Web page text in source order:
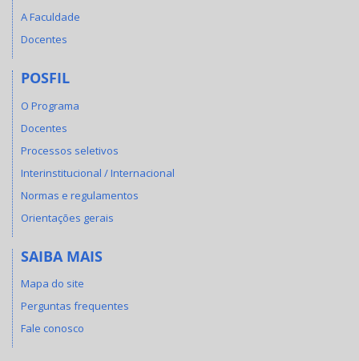
A Faculdade
Docentes
POSFIL
O Programa
Docentes
Processos seletivos
Interinstitucional / Internacional
Normas e regulamentos
Orientações gerais
SAIBA MAIS
Mapa do site
Perguntas frequentes
Fale conosco